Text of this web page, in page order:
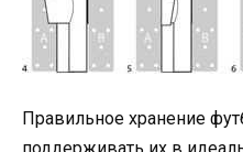
Правильное хранение